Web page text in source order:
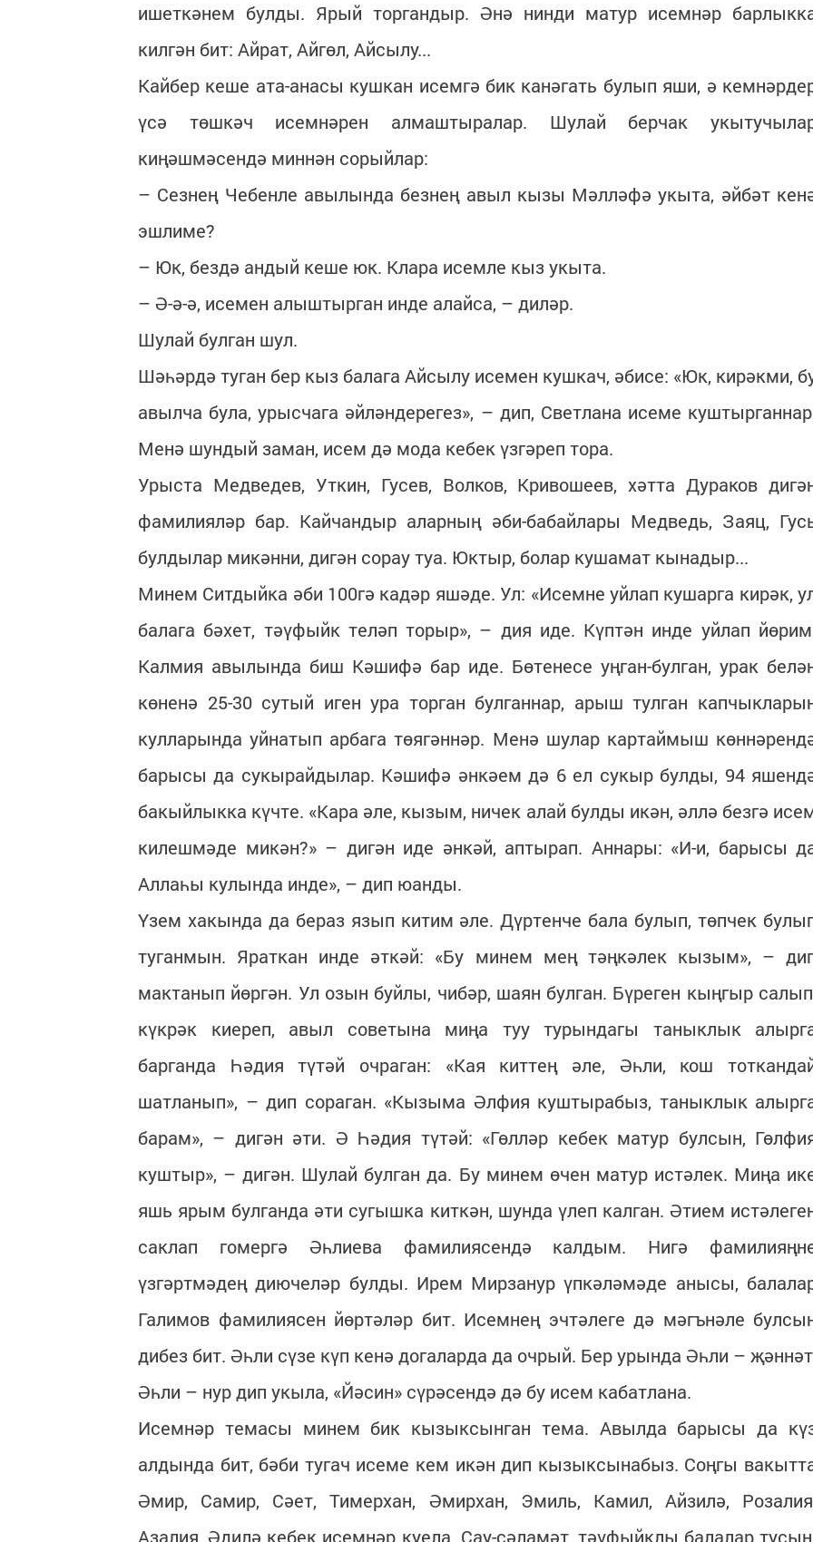
ишеткәнем булды. Ярый торгандыр. Әнә нинди матур исемнәр
килгән бит: Айрат, Айгөл, Айсылу...
Кайбер кеше ата-анасы кушкан исемгә бик канәгать булып яши, ә
үсә төшкәч исемнәрен алмаштыралар. Шулай берчак
киңәшмәсендә миннән сорыйлар:
– Сезнең Чебенле авылында безнең авыл кызы Мәлләфә укыта, әйбәт
эшлиме?
– Юк, бездә андый кеше юк. Клара исемле кыз укыта.
– Ә-ә-ә, исемен алыштырган инде алайса, – диләр.
Шулай булган шул.
Шәһәрдә туган бер кыз балага Айсылу исемен кушкач, әбисе: «Юк, кирәкми,
авылча була, урысчага әйләндерегез», – дип, Светлана исеме
Менә шундый заман, исем дә мода кебек үзгәреп тора.
Урыста Медведев, Уткин, Гусев, Волков, Кривошеев, хәтта Дураков
фамилияләр бар. Кайчандыр аларның әби-бабайлары Медведь, Заяц,
булдылар микәнни, дигән сорау туа. Юктыр, болар кушамат кынадыр...
Минем Ситдыйка әби 100гә кадәр яшәде. Ул: «Исемне уйлап кушарга кирәк,
балага бәхет, тәүфыйк теләп торыр», – дия иде. Күптән инде уйлап
Калмия авылында биш Кәшифә бар иде. Бөтенесе уңган-булган, урак
көненә 25-30 сутый иген ура торган булганнар, арыш тулган
кулларында уйнатып арбага төягәннәр. Менә шулар картаймыш
барысы да сукырайдылар. Кәшифә әнкәем дә 6 ел сукыр булды, 94
бакыйлыкка күчте. «Кара әле, кызым, ничек алай булды икән, әллә безгә
килешмәде микән?» – дигән иде әнкәй, аптырап. Аннары: «И-и, барысы
Аллаһы кулында инде», – дип юанды.
Үзем хакында да бераз язып китим әле. Дүртенче бала булып, төпчек
туганмын. Яраткан инде әткәй: «Бу минем мең тәңкәлек кызым», –
мактанып йөргән. Ул озын буйлы, чибәр, шаян булган. Бүреген кыңгыр
күкрәк киереп, авыл советына миңа туу турындагы таныклык
барганда Һәдия түтәй очраган: «Кая киттең әле, Әһли, кош
шатланып», – дип сораган. «Кызыма Әлфия куштырабыз, таныклык
барам», – дигән әти. Ә Һәдия түтәй: «Гөлләр кебек матур булсын,
куштыр», – дигән. Шулай булган да. Бу минем өчен матур истәлек. Миңа
яшь ярым булганда әти сугышка киткән, шунда үлеп калган. Әтием
саклап гомергә Әһлиева фамилиясендә калдым. Нигә
үзгәртмәдең диючеләр булды. Ирем Мирзанур үпкәләмәде анысы,
Галимов фамилиясен йөртәләр бит. Исемнең эчтәлеге дә мәгънәле
дибез бит. Әһли сүзе күп кенә догаларда да очрый. Бер урында Әһли –
Әһли – нур дип укыла, «Йәсин» сүрәсендә дә бу исем кабатлана.
Исемнәр темасы минем бик кызыксынган тема. Авылда барысы да
алдында бит, бәби тугач исеме кем икән дип кызыксынабыз. Соңгы
Әмир, Самир, Сәет, Тимерхан, Әмирхан, Эмиль, Камил, Айзилә,
Азалия, Әдилә кебек исемнәр куела. Сау-сәламәт, тәүфыйклы балалар тусын.